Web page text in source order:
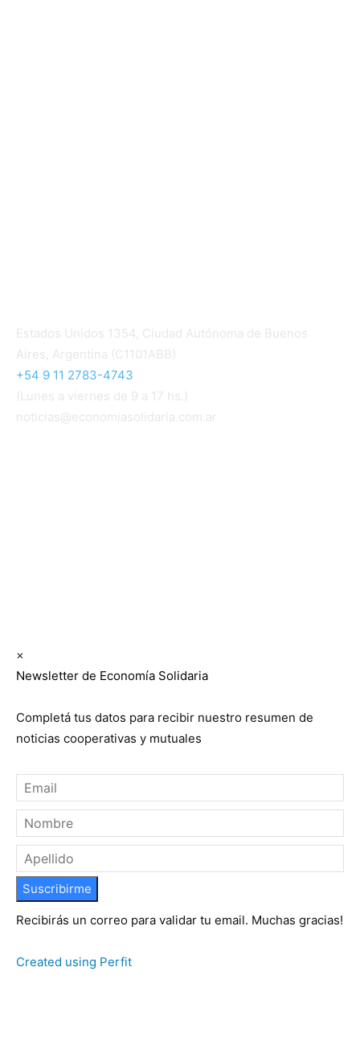
Estados Unidos 1354, Ciudad Autónoma de Buenos
Aires, Argentina (C1101ABB)
+54 9 11 2783-4743
(Lunes a viernes de 9 a 17 hs.)
noticias@economiasolidaria.com.ar
×
Newsletter de Economía Solidaria
Completá tus datos para recibir nuestro resumen de
noticias cooperativas y mutuales
Suscribirme
Recibirás un correo para validar tu email. Muchas gracias!
Created using Perfit